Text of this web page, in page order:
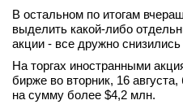
В остальном по итогам
выделить какой-либо
акции - все дружно
На торгах иностранными
бирже во вторник, 16
на сумму более $4,2 млн.